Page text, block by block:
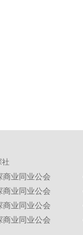
社
商业同业公会
商业同业公会
商业同业公会
商业同业公会